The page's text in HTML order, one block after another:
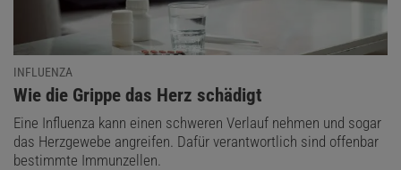
INFLUENZA
:
Wie die Grippe das Herz schädigt
Eine Influenza kann einen schweren Verlauf nehmen und sogar
das Herzgewebe angreifen. Dafür verantwortlich sind offenbar
bestimmte Immunzellen.